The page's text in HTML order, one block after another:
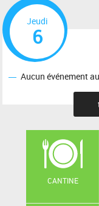
Jeudi
6
Aucun événement
CANTINE